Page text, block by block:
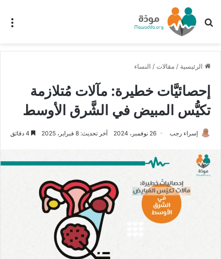
بحث عن
الرئيسية / مقالات / النساء
إحصائيَّات خطيرة: مآلات مُتلازمة
تكيُّس المبيض في الشَّرق الأوسط
إسراء رجب 26 نوفمبر، 2024 آخر تحديث: 8 فبراير، 2025